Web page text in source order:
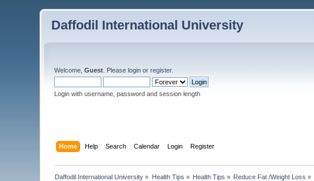
Daffodil International University
Welcome,Guest . Pleaselogin orregister.
Login with username, password and session length
Home Help Search Calendar Login Register
Daffodil International University » Health Tips » Health Tips » Reduce Fat /Weight Loss »